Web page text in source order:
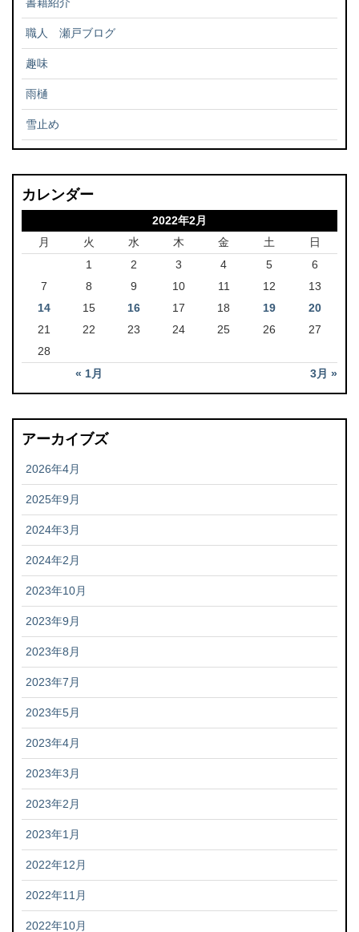
書籍紹介
職人 瀬戸ブログ
趣味
雨樋
雪止め
カレンダー
2022年2月
月
火 水 木 金 土 日
« 1月 3月 »
1 2 3 4 5
6
7
8 9 10 11 12
13
14
15 16 17 18 19
20
21
22 23 24 25 26
27
28
アーカイブズ
2026年4月
2025年9月
2024年3月
2024年2月
2023年10月
2023年9月
2023年8月
2023年7月
2023年5月
2023年4月
2023年3月
2023年2月
2023年1月
2022年12月
2022年11月
2022年10月